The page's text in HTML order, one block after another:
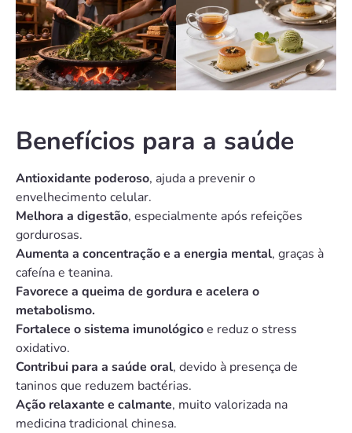
Benefícios para a saúde
Antioxidante poderoso, ajuda a prevenir o
envelhecimento celular.
Melhora a digestão, especialmente após refeições
gordurosas.
Aumenta a concentração e a energia mental, graças à
cafeína e teanina.
Favorece a queima de gordura e acelera o
metabolismo.
Fortalece o sistema imunológicoe reduz o stress
oxidativo.
Contribui para a saúde oral, devido à presença de
taninos que reduzem bactérias.
Ação relaxante e calmante, muito valorizada na
medicina tradicional chinesa.